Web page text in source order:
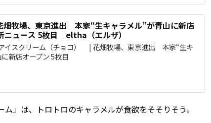
畑牧場、東京進出 本家“生キャラメル”が青山に新店
ニュース 5枚目｜eltha（エルザ）
イスクリーム（チョコ） | 花畑牧場、東京進出 本家“生キ
新店オープン 5枚目
ム」は、トロトロのキャラメルが食欲をそそりそう。